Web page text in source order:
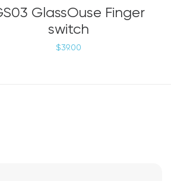
GlassOuse Finger
switch
$39.00